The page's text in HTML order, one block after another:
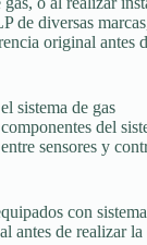
de diversas
original antes
sistema de gas
del
sensores y
con
antes de realizar la